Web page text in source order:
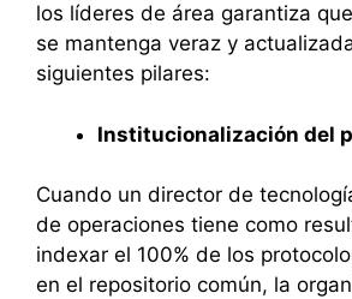
los líderes de área garantiza
se mantenga veraz y
siguientes pilares:
Institucionalización del
Cuando un director de
de operaciones tiene como
indexar el 100% de los
en el repositorio común, la